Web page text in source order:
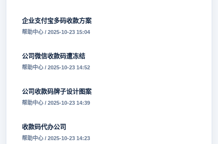
企业支付宝多码收款方案
帮助中心 / 2025-10-23 15:04
公司微信收款码遭冻结
帮助中心 / 2025-10-23 14:52
公司收款码牌子设计图案
帮助中心 / 2025-10-23 14:39
收款码代办公司
帮助中心 / 2025-10-23 14:23